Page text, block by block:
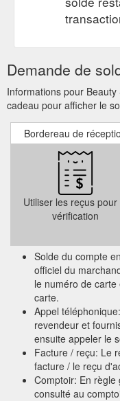
Demande de
Informations pour
cadeau pour afficher le
Bordereau de
Utiliser les reçus pour
vérification
Solde du compte
officiel du
le numéro de
carte.
Appel
revendeur et
ensuite appeler le
Facture / reçu: Le
facture / le reçu
Comptoir: En
consulté au